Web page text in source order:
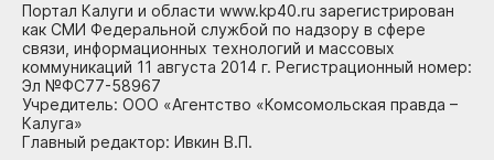
Портал Калуги и области www.kp40.ru зарегистрирован
как СМИ Федеральной службой по надзору в сфере
связи, информационных технологий и массовых
коммуникаций 11 августа 2014 г. Регистрационный номер:
Эл №ФС77-58967
Учредитель: ООО «Агентство «Комсомольская правда –
Калуга»
Главный редактор: Ивкин В.П.